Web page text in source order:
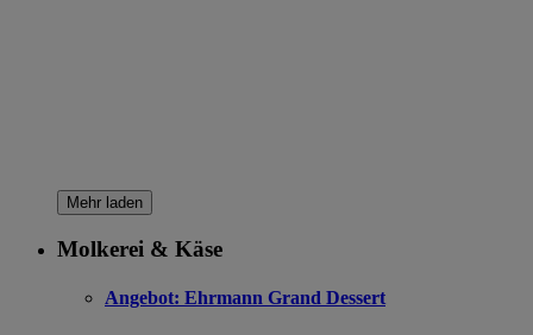
Mehr laden
Molkerei & Käse
Angebot: Ehrmann Grand Dessert